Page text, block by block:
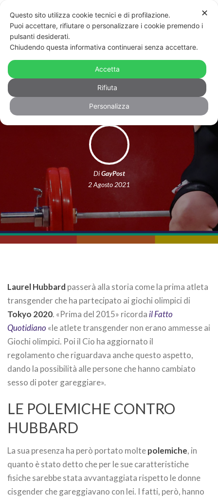
Laurel Hubbard, la prima atleta trans
alle Olimpiadi, non ce l’ha fatta
DiGayPost
2 Agosto 2021
Laurel Hubbard passerà alla storia come la prima atleta
transgender che ha partecipato ai giochi olimpici di
Tokyo 2020. «Prima del 2015» ricorda il Fatto
Quotidiano «le atlete transgender non erano ammesse ai
Giochi olimpici. Poi il Cio ha aggiornato il
regolamento che riguardava anche questo aspetto,
dando la possibilità alle persone che hanno cambiato
sesso di poter gareggiare».
LE POLEMICHE CONTRO
HUBBARD
La sua presenza ha però portato moltepolemiche, in
quanto è stato detto che per le sue caratteristiche
fisiche sarebbe stata avvantaggiata rispetto le donne
cisgender che gareggiavano con lei. I fatti, però, hanno
✕
Questo sito utilizza cookie tecnici e di profilazione.
Puoi accettare, rifiutare o personalizzare i cookie premendo i
pulsanti desiderati.
Chiudendo questa informativa continuerai senza accettare.
Accetta
Rifiuta
Personalizza